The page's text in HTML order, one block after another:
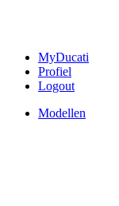
MyDucati
Profiel
Logout
Modellen